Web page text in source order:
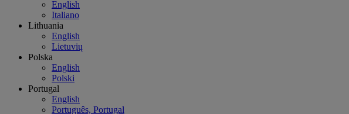
English
Italiano
Lithuania
English
Lietuvių
Polska
English
Polski
Portugal
English
Português, Portugal